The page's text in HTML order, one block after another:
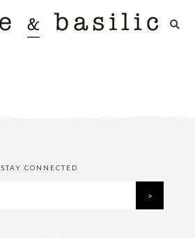
STAY CONNECTED